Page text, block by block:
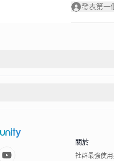
發表第一
關於
社群最強使